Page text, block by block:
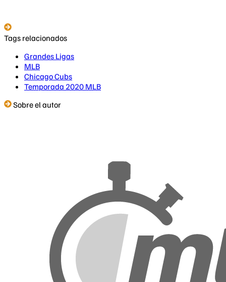
Tags relacionados
Grandes Ligas
MLB
Chicago Cubs
Temporada 2020 MLB
Sobre el autor